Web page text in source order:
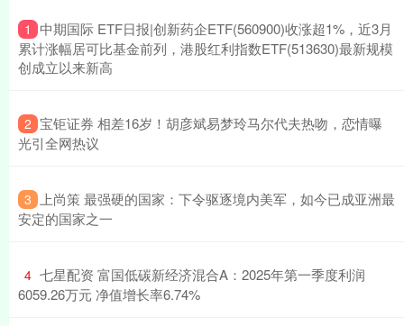
1 ​中期国际 ETF日报|创新药企ETF(560900)收涨超1%，近3月
累计涨幅居可比基金前列，港股红利指数ETF(513630)最新规模
创成立以来新高
2 ​宝钜证券 相差16岁！胡彦斌易梦玲马尔代夫热吻，恋情曝
光引全网热议
3
​上尚策 最强硬的国家：下令驱逐境内美军，如今已成亚洲最
安定的国家之一
4 ​七星配资 富国低碳新经济混合A：2025年第一季度利润
6059.26万元 净值增长率6.74%